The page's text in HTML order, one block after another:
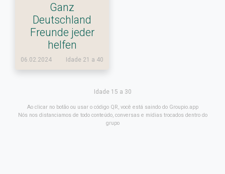
Ganz
Deutschland
Freunde jeder
helfen
06.02.2024 Idade 21 a 40
Idade 15 a 30
Ao clicar no botão ou usar o código QR, você está saindo do Groupio.app
Nós nos distanciamos de todo conteúdo, conversas e mídias trocados dentro do
grupo